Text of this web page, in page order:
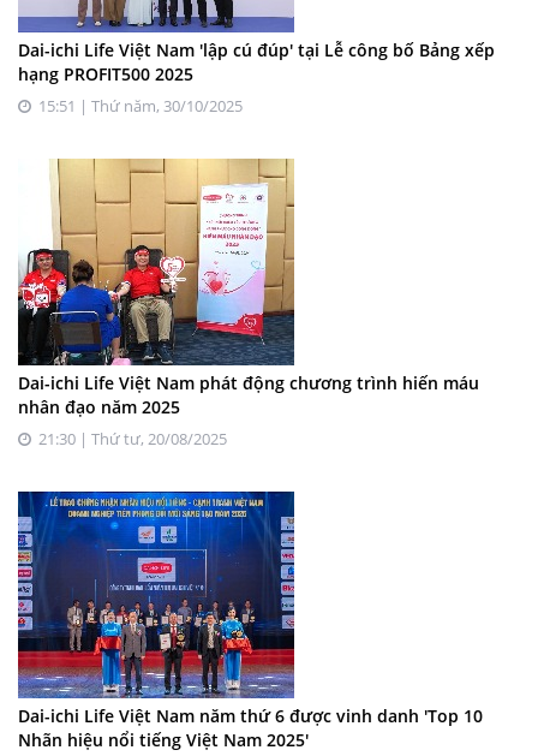
Dai-ichi Life Việt Nam 'lập cú đúp' tại Lễ công bố Bảng xếp
hạng PROFIT500 2025
15:51 | Thứ năm, 30/10/2025
Dai-ichi Life Việt Nam phát động chương trình hiến máu
nhân đạo năm 2025
21:30 | Thứ tư, 20/08/2025
Dai-ichi Life Việt Nam năm thứ 6 được vinh danh 'Top 10
Nhãn hiệu nổi tiếng Việt Nam 2025'